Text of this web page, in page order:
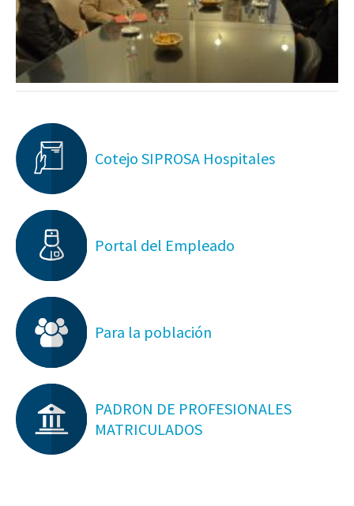
Cotejo SIPROSA Hospitales
Portal del Empleado
Para la población
PADRON DE PROFESIONALES
MATRICULADOS